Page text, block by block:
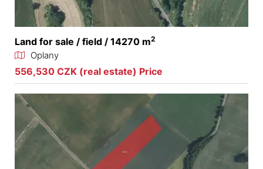
Land for sale / field / 14270 m2
Oplany
556,530 CZK (real estate) Price